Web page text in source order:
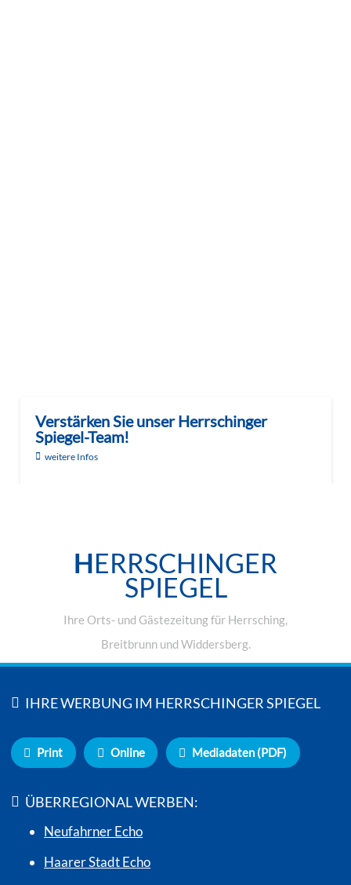
Verstärken Sie unser Herrschinger
Spiegel-Team!
weitere Infos
HERRSCHINGER
SPIEGEL
Ihre Orts- und Gästezeitung für Herrsching,
Breitbrunn und Widdersberg.
IHRE WERBUNG IM HERRSCHINGER SPIEGEL
Print Online Mediadaten (PDF)
ÜBERREGIONAL WERBEN:
Neufahrner Echo
Haarer Stadt Echo